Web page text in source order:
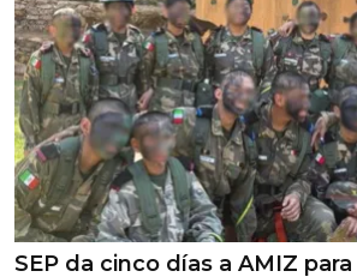
SEP da cinco días a AMIZ